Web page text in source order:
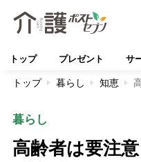
トップ プレゼント サ
トップ 暮らし 知恵
暮らし
高齢者は要注